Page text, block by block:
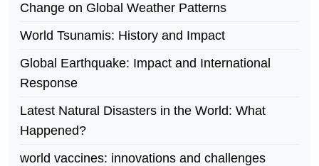
Change on Global Weather Patterns
World Tsunamis: History and Impact
Global Earthquake: Impact and International
Response
Latest Natural Disasters in the World: What
Happened?
world vaccines: innovations and challenges